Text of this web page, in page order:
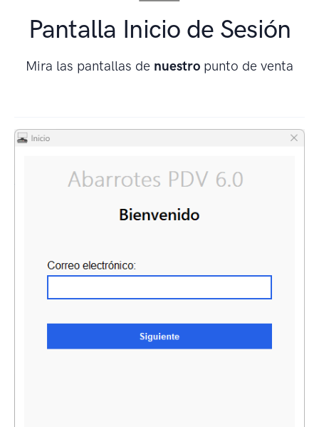
Pantalla Inicio de Sesión
Mira las pantallas de nuestro punto de venta